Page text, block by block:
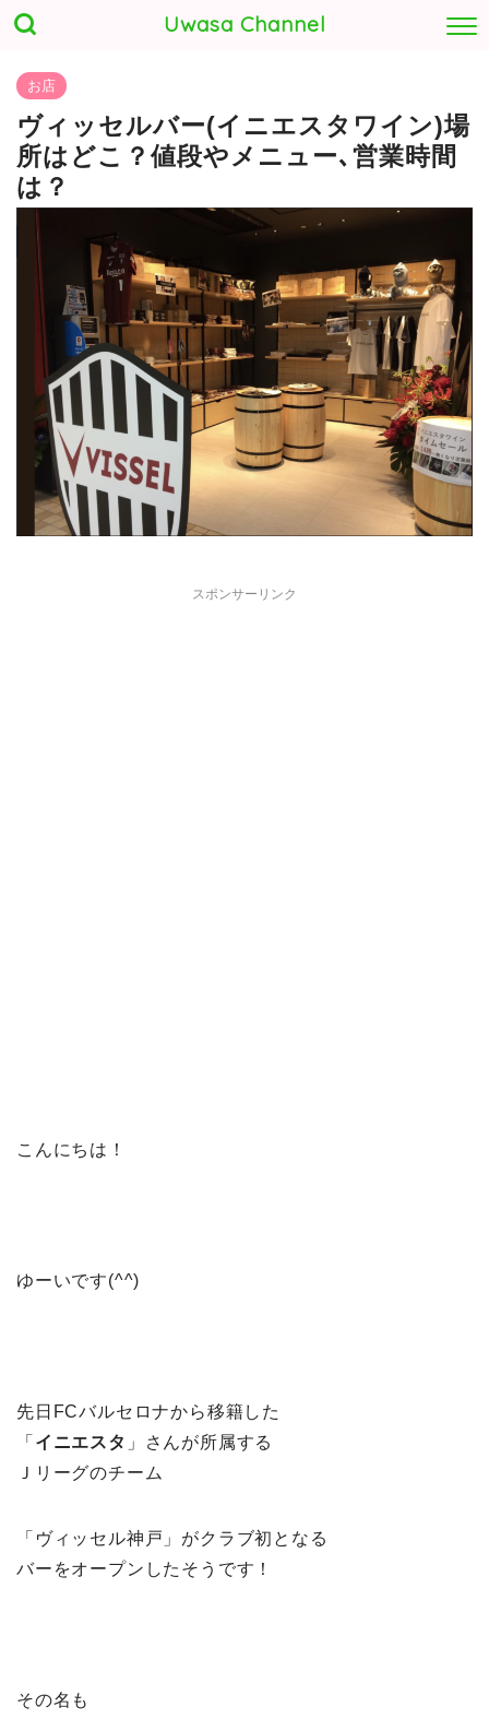
Uwasa Channel
お店
ヴィッセルバー(イニエスタワイン)場
所はどこ？値段やメニュー､営業時間
は？
スポンサーリンク
こんにちは！
ゆーいです(^^)
先日FCバルセロナから移籍した
「 イニエスタ 」さんが所属する
Ｊリーグのチーム
「ヴィッセル神戸」がクラブ初となる
バーをオープンしたそうです！
その名も